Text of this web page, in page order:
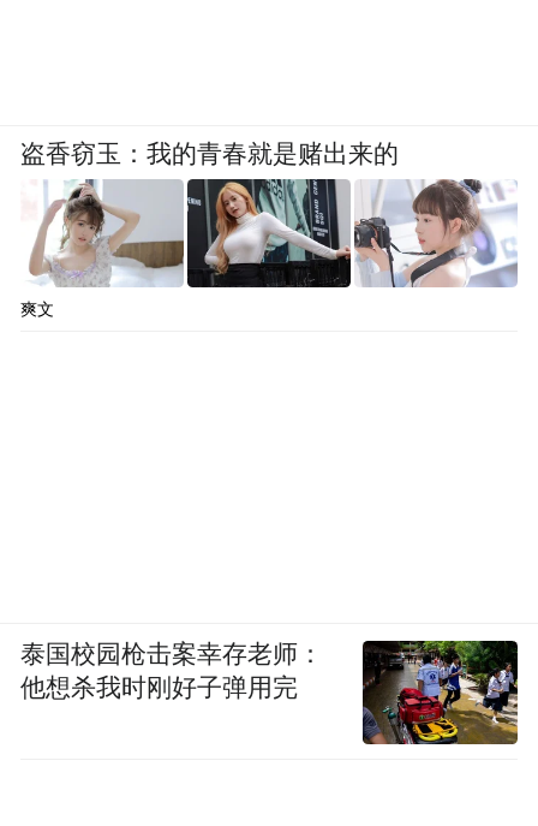
盗香窃玉：我的青春就是赌出来的
爽文
泰国校园枪击案幸存老师：
他想杀我时刚好子弹用完